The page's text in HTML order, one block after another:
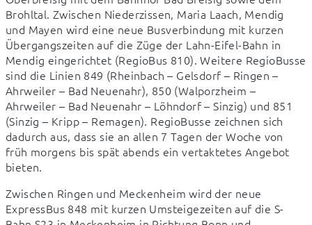
Brohltal. Zwischen Niederzissen, Maria Laach, Mendig
und Mayen wird eine neue Busverbindung mit kurzen
Übergangszeiten auf die Züge der Lahn-Eifel-Bahn in
Mendig eingerichtet (RegioBus 810). Weitere RegioBusse
sind die Linien 849 (Rheinbach – Gelsdorf – Ringen –
Ahrweiler – Bad Neuenahr), 850 (Walporzheim –
Ahrweiler – Bad Neuenahr – Löhndorf – Sinzig) und 851
(Sinzig – Kripp – Remagen). RegioBusse zeichnen sich
dadurch aus, dass sie an allen 7 Tagen der Woche von
früh morgens bis spät abends ein vertaktetes Angebot
bieten.
Zwischen Ringen und Meckenheim wird der neue
ExpressBus 848 mit kurzen Umsteigezeiten auf die S-